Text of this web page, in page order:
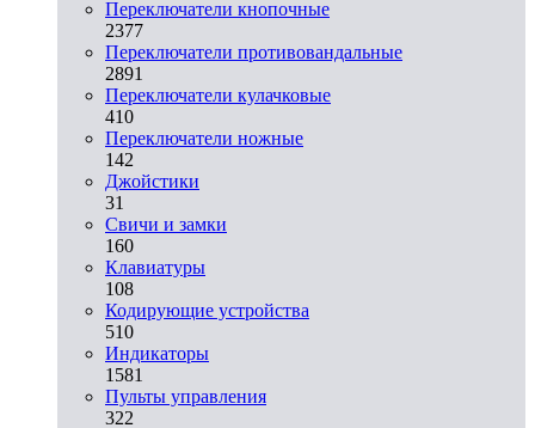
Переключатели кнопочные
2377
Переключатели противовандальные
2891
Переключатели кулачковые
410
Переключатели ножные
142
Джойстики
31
Свичи и замки
160
Клавиатуры
108
Кодирующие устройства
510
Индикаторы
1581
Пульты управления
322